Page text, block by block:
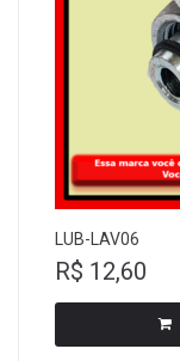
LUB-LAV06
R$ 12,60